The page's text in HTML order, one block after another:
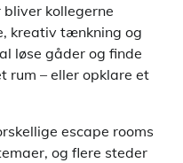
kollegerne
kreativ tænkning og
løse gåder og finde
rum – eller opklare et
escape rooms
og flere steder